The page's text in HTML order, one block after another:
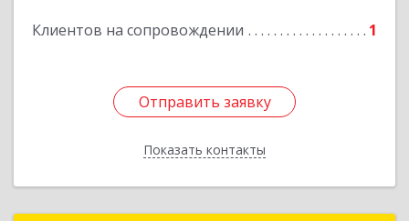
Клиентов на сопровождении 1
Отправить заявку
Показать контакты
Подробнее
Отправить заявку
Назад